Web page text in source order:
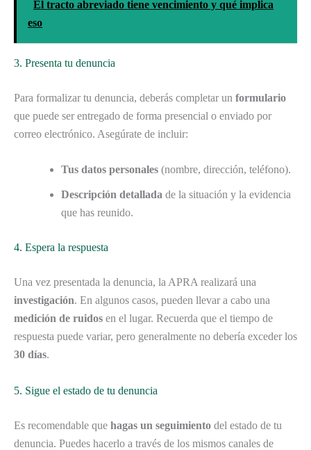
El tracto abreviado tiene vencimiento y qué implica
eso
3. Presenta tu denuncia
Para formalizar tu denuncia, deberás completar un formulario
que puede ser entregado de forma presencial o enviado por
correo electrónico. Asegúrate de incluir:
Tus datos personales (nombre, dirección, teléfono).
Descripción detallada de la situación y la evidencia
que has reunido.
4. Espera la respuesta
Una vez presentada la denuncia, la APRA realizará una
investigación. En algunos casos, pueden llevar a cabo una
medición de ruidos en el lugar. Recuerda que el tiempo de
respuesta puede variar, pero generalmente no debería exceder los
30 días.
5. Sigue el estado de tu denuncia
Es recomendable que hagas un seguimiento del estado de tu
denuncia. Puedes hacerlo a través de los mismos canales de